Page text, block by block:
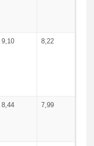
9,10 8,22
8,44 7,99